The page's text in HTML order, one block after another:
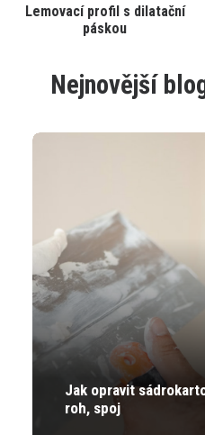
VYBRAT VARIANTU
produkt
variant.
Varianty
vybrat
Lemovací profil s dilatační
páskou
Nejnovější
Jak opravit
roh, spoj